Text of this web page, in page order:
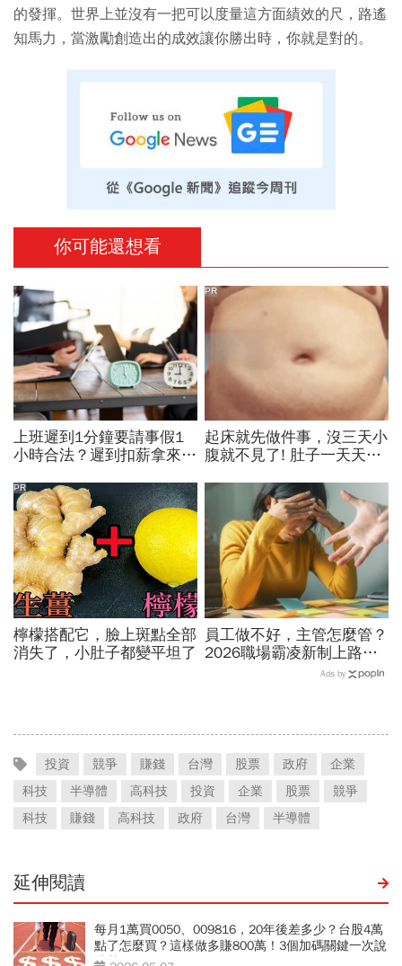
的發揮。世界上並沒有一把可以度量這方面績效的尺，路遙
知馬力，當激勵創造出的成效讓你勝出時，你就是對的。
你可能還想看
上班遲到1分鐘要請事假1
小時合法？遲到扣薪拿來聚
到不支薪這樣算
起床就先做件事，沒三天小
腹就不見了! 肚子一天天變
PR
檸檬搭配它，臉上斑點全部
消失了，小肚子都變平坦了
PR
員工做不好，主管怎麼管？
2026職場霸凌新制上路，
律師點出「嚴格要求」與
Ads by
投資 競爭 賺錢 台灣 股票 政府
企業
科技
半導體 高科技 投資 企業 股票
競爭
科技
賺錢 高科技 政府 台灣 半導體
延伸閱讀
每月1萬買0050、009816，20年後差多少？台股4萬
點了怎麼買？這樣做多賺800萬！3個加碼關鍵一次說
清楚